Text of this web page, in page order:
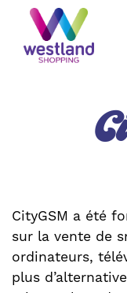
CityGSM a été
sur la vente de
ordinateurs,
plus